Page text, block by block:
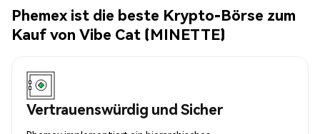
Phemex ist die beste Krypto-Börse zum
Kauf von Vibe Cat (MINETTE)
Vertrauenswürdig und Sicher